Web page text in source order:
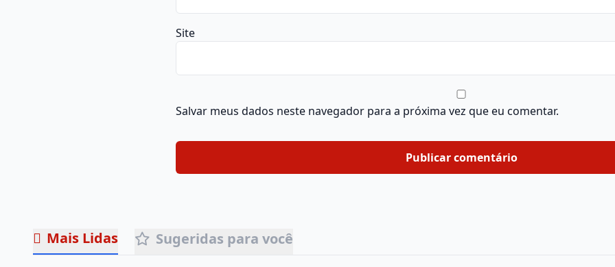
Site
Salvar meus dados neste navegador para a próxima vez que eu comentar.
Mais Lidas Sugeridas para você